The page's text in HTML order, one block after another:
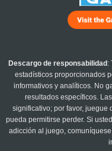
Descargo de responsabilidad :
estadísticos proporcionados
informativos y analíticos. No
resultados específicos.
significativo; por favor, juegue
pueda permitirse perder. Si
adicción al juego,